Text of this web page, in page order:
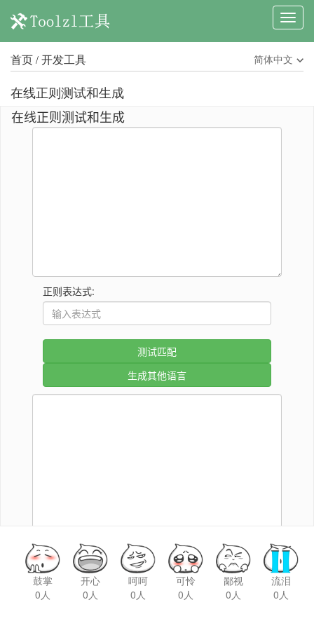
首页 / 开发工具 简体中文
在线正则测试和生成
鼓掌
0人
开心
0人
呵呵
0人
可怜
0人
鄙视
0人
流泪
0人